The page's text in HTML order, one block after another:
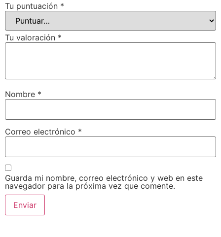
Tu puntuación *
Tu valoración *
Nombre *
Correo electrónico *
Guarda mi nombre, correo electrónico y web en este
navegador para la próxima vez que comente.